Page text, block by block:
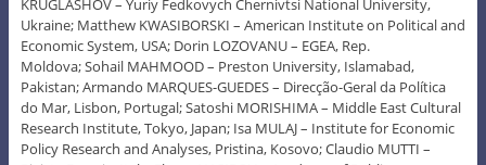
KRUGLASHOV – Yuriy Fedkovych Chernivtsi National University,
Ukraine; Matthew KWASIBORSKI – American Institute on Political and
Economic System, USA; Dorin LOZOVANU – EGEA, Rep.
Moldova; Sohail MAHMOOD – Preston University, Islamabad,
Pakistan; Armando MARQUES-GUEDES – Direcção-Geral da Política
do Mar, Lisbon, Portugal; Satoshi MORISHIMA – Middle East Cultural
Research Institute, Tokyo, Japan; Isa MULAJ – Institute for Economic
Policy Research and Analyses, Pristina, Kosovo; Claudio MUTTI –